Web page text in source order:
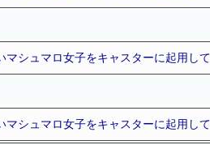
マシュマロ女子をキャスターに起用し
マシュマロ女子をキャスターに起用し